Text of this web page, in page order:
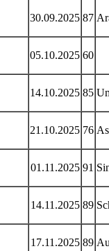
30.09.2025 87
05.10.2025 60
14.10.2025 85
21.10.2025 76
01.11.2025 91
14.11.2025 89
17.11.2025 89